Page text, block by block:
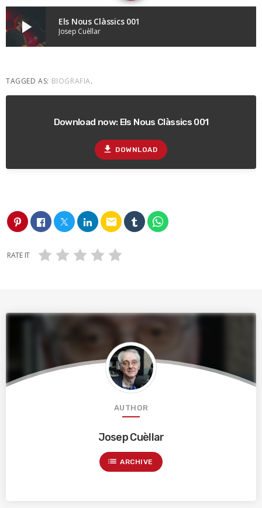
play_arrow Els Nous Clàssics 001
Josep Cuèllar
TAGGED AS: BIOGRAFIA.
Download now: Els Nous Clàssics 001
file_download DOWNLOAD
email
RATE IT
AUTHOR
Josep Cuèllar
list ARCHIVE